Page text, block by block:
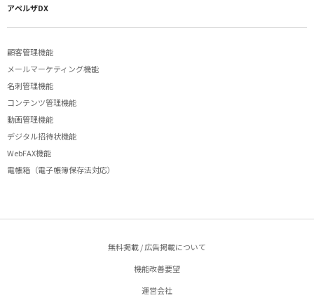
アペルザDX
顧客管理機能
メールマーケティング機能
名刺管理機能
コンテンツ管理機能
動画管理機能
デジタル招待状機能
WebFAX機能
電帳箱（電子帳簿保存法対応）
無料掲載 / 広告掲載について
機能改善要望
運営会社